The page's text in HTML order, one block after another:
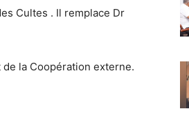
Cultes . Il remplace Dr
la Coopération externe.